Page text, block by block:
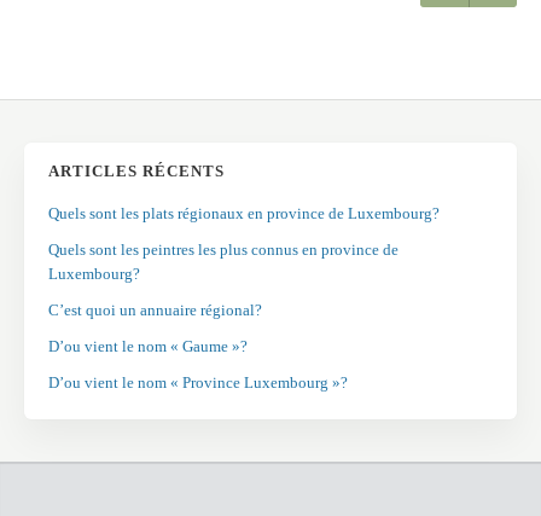
ARTICLES RÉCENTS
Quels sont les plats régionaux en province de Luxembourg?
Quels sont les peintres les plus connus en province de
Luxembourg?
C’est quoi un annuaire régional?
D’ou vient le nom « Gaume »?
D’ou vient le nom « Province Luxembourg »?